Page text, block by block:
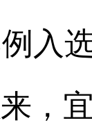
入
，